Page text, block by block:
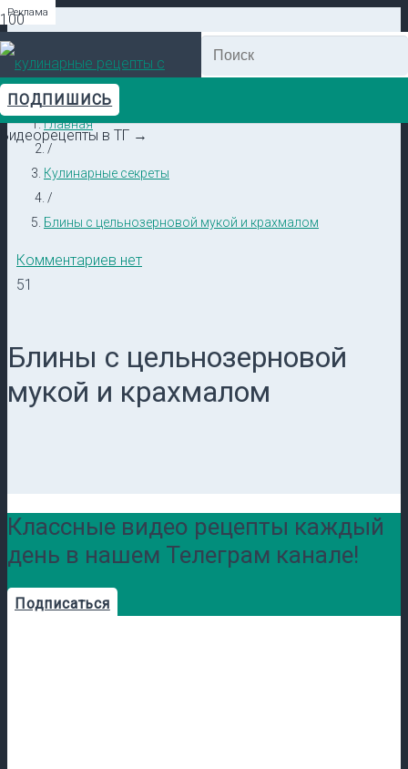
ПОДПИШИСЬ
Видеорецепты в ТГ →
Главная
/
Кулинарные секреты
/
Блины с цельнозерновой мукой и крахмалом
Комментариев нет
51
Блины с цельнозерновой
мукой и крахмалом
Классные видео рецепты каждый
день в нашем Телеграм канале!
Подписаться
Реклама
Реклама
Реклама
Реклама
Реклама
Реклама